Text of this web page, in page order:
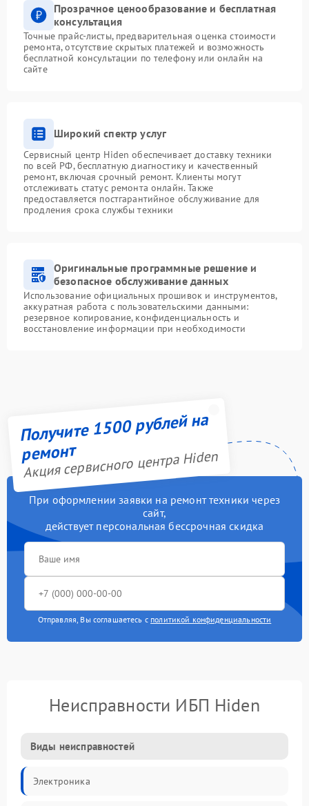
Прозрачное ценообразование и бесплатная
консультация
Точные прайс-листы, предварительная оценка стоимости
ремонта, отсутствие скрытых платежей и возможность
бесплатной консультации по телефону или онлайн на
сайте
Широкий спектр услуг
Сервисный центр Hiden обеспечивает доставку техники
по всей РФ, бесплатную диагностику и качественный
ремонт, включая срочный ремонт. Клиенты могут
отслеживать статус ремонта онлайн. Также
предоставляется постгарантийное обслуживание для
продления срока службы техники
Оригинальные программные решение и
безопасное обслуживание данных
Использование официальных прошивок и инструментов,
аккуратная работа с пользовательскими данными:
резервное копирование, конфиденциальность и
восстановление информации при необходимости
Получите 1500 рублей на
ремонт
Акция сервисного центра Hiden
При оформлении заявки на ремонт техники через
сайт,
действует персональная бессрочная скидка
Отправляя, Вы соглашаетесь с политикой конфиденциальности
Неисправности ИБП Hiden
Виды неисправностей
Электроника